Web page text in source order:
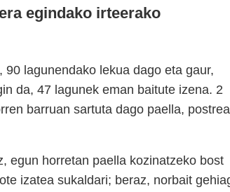
egindako irteerako
lagunendako lekua dago eta gaur,
da, 47 lagunek eman baitute izena. 2
barruan sartuta dago paella, postrea
egun horretan paella kozinatzeko bost
izatea sukaldari; beraz, norbait